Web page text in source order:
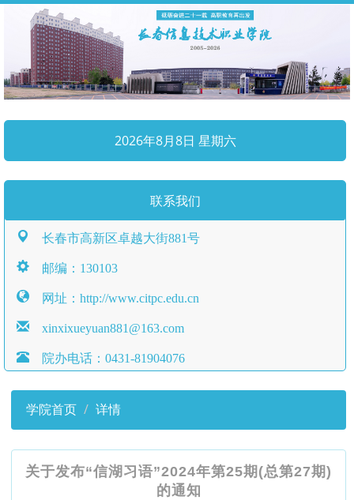
2026年8月8日 星期六
联系我们
长春市高新区卓越大街881号
邮编：130103
网址：http://www.citpc.edu.cn
xinxixueyuan881@163.com
院办电话：0431-81904076
学院首页 详情
关于发布“信湖习语”2024年第25期(总第27期)
的通知